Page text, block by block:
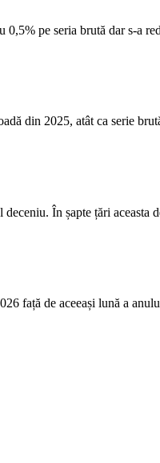
pe seria brută dar s-a
din 2025, atât ca serie
În șapte țări aceasta
față de aceeași lună a